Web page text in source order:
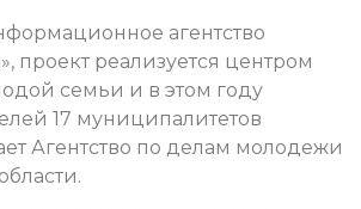
агентство
проект реализуется центром
семьи и в этом году
17 муниципалитетов
Агентство по делам молодежи